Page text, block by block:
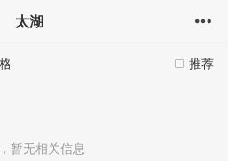
太湖
推荐
暂无相关信息